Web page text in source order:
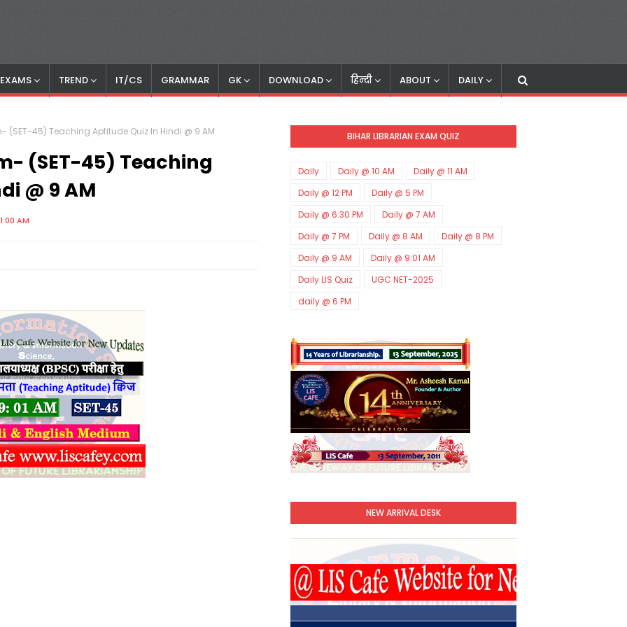
TREND IT/CS GRAMMAR GK DOWNLOAD हिन्दी ABOUT DAILY
(SET-45) Teaching Aptitude Quiz In Hindi @ 9 AM
(SET-45) Teaching
@ 9 AM
AM
BIHAR LIBRARIAN EXAM QUIZ
Daily Daily @ 10 AM
Daily @ 11 AM
Daily @ 12 PM
Daily @ 5 PM
Daily @ 6:30 PM
Daily @ 7 AM
Daily @ 7 PM
Daily @ 8 AM
Daily @ 8 PM
Daily @ 9 AM
Daily @ 9:01 AM
Daily LIS Quiz
UGC NET-2025
daily @ 6 PM
NEW ARRIVAL DESK